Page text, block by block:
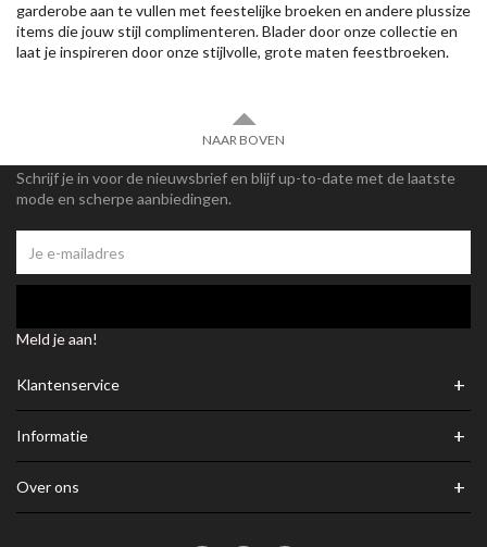
garderobe aan te vullen met feestelijke broeken en andere plussize
items die jouw stijl complimenteren. Blader door onze collectie en
laat je inspireren door onze stijlvolle, grote maten feestbroeken.
NAAR BOVEN
Schrijf je in voor de nieuwsbrief en blijf up-to-date met de laatste
mode en scherpe aanbiedingen.
Meld je aan!
Klantenservice +
Informatie +
Over ons +